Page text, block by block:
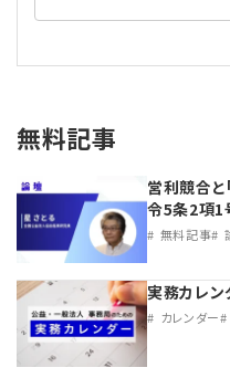
無料記事
営利競合
令5条2項1
無料記事
実務カレン
カレンダー